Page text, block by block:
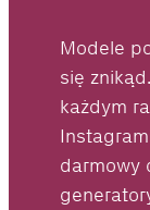
Modele
się
każdym
darmowy